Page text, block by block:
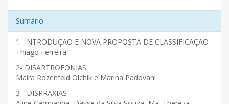
Sumário
1- INTRODUÇÃO E NOVA PROPOSTA DE CLASSIFICAÇÃO
Thiago Ferreira
2- DISARTROFONIAS
Maira Rozenfeld Olchik e Marina Padovani
3 - DISPRAXIAS